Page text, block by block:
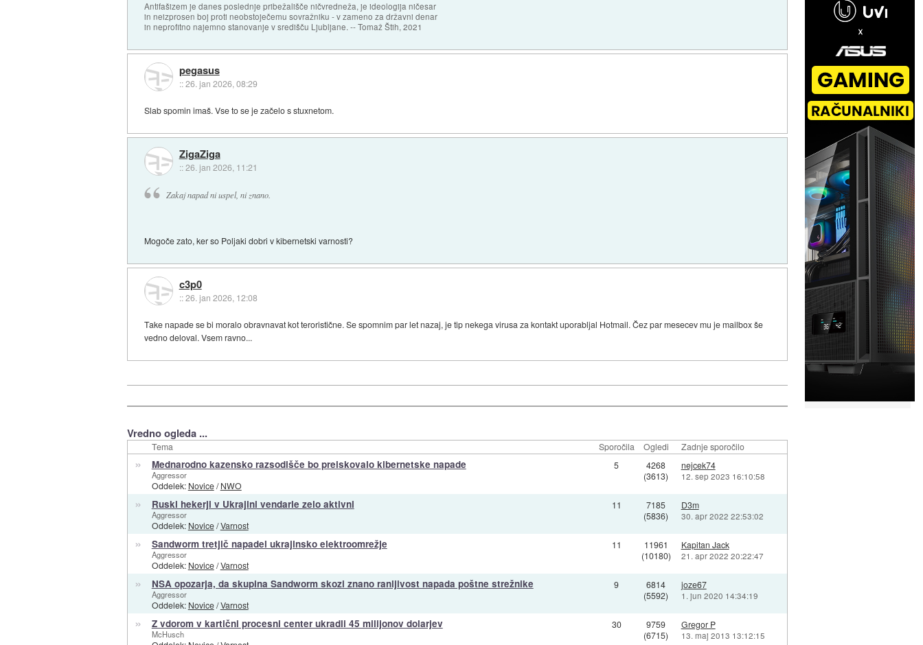
Antifašizem je danes poslednje pribežališče ničvredneža, je ideologija ničesar
in neizprosen boj proti neobstoječemu sovražniku - v zameno za državni denar
in neprofitno najemno stanovanje v središču Ljubljane. -- Tomaž Štih, 2021
pegasus
::26. jan 2026, 08:29
Slab spomin imaš. Vse to se je začelo s stuxnetom.
ZigaZiga
::26. jan 2026, 11:21
Zakaj napad ni uspel, ni znano.
Mogoče zato, ker so Poljaki dobri v kibernetski varnosti?
c3p0
::26. jan 2026, 12:08
Take napade se bi moralo obravnavat kot teroristične. Se spomnim par let nazaj, je tip nekega virusa za kontakt uporabljal Hotmail. Čez par mesecev mu je mailbox še
vedno deloval. Vsem ravno...
Vredno ogleda ...
Tema Sporočila Ogledi Zadnje sporočilo
» Mednarodno kazensko razsodišče bo preiskovalo kibernetske napade
Aggressor
Oddelek: Novice/NWO
5
4268
(3613)
nejcek74
12. sep 2023 16:10:58
» Ruski hekerji v Ukrajini vendarle zelo aktivni
Aggressor
Oddelek: Novice/Varnost
11
7185
(5836)
D3m
30. apr 2022 22:53:02
» Sandworm tretjič napadel ukrajinsko elektroomrežje
Aggressor
Oddelek: Novice/Varnost
11
11961
(10180)
Kapitan Jack
21. apr 2022 20:22:47
» NSA opozarja, da skupina Sandworm skozi znano ranljivost napada poštne strežnike
Aggressor
Oddelek: Novice/Varnost
9
6814
(5592)
joze67
1. jun 2020 14:34:19
» Z vdorom v kartični procesni center ukradli 45 milijonov dolarjev
McHusch
30
9759
(6715)
Gregor P
13. maj 2013 13:12:15